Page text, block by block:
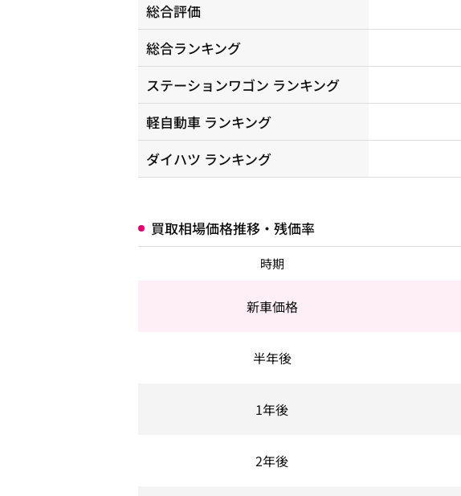
総合評価
総合ランキング
ステーションワゴン ランキング
軽自動車 ランキング
ダイハツ ランキング
買取相場価格推移・残価率
時期
新車価格
半年後
1年後
2年後